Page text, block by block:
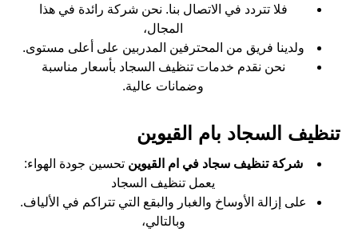
فلا تتردد في الاتصال بنا. نحن شركة رائدة في هذا
المجال،
ولدينا فريق من المحترفين المدربين على أعلى مستوى.
نحن نقدم خدمات تنظيف السجاد بأسعار مناسبة
وضمانات عالية.
تنظيف السجاد بام القيوين
شركة تنظيف سجاد في ام القيوينتحسين جودة الهواء:
يعمل تنظيف السجاد
على إزالة الأوساخ والغبار والبقع التي تتراكم في الألياف.
وبالتالي،